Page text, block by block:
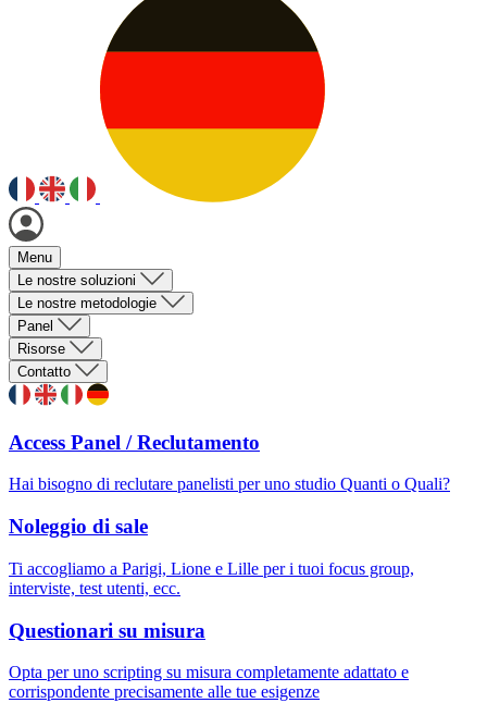
Menu
Le nostre soluzioni
Le nostre metodologie
Panel
Risorse
Contatto
Access Panel / Reclutamento
Hai bisogno di reclutare panelisti per uno studio Quanti o Quali?
Noleggio di sale
Ti accogliamo a Parigi, Lione e Lille per i tuoi focus group,
interviste, test utenti, ecc.
Questionari su misura
Opta per uno scripting su misura completamente adattato e
corrispondente precisamente alle tue esigenze